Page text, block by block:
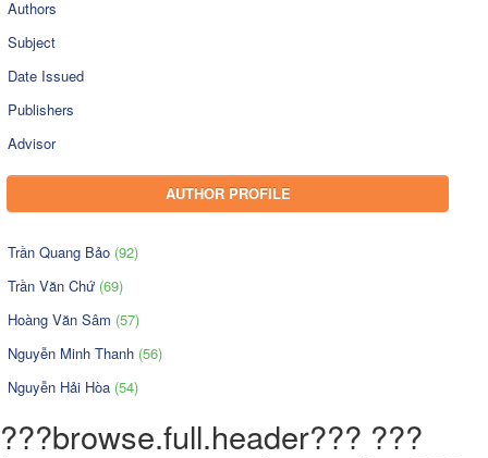
Authors
Subject
Date Issued
Publishers
Advisor
AUTHOR PROFILE
Trần Quang Bảo (92)
Trần Văn Chứ (69)
Hoàng Văn Sâm (57)
Nguyễn Minh Thanh (56)
Nguyễn Hải Hòa (54)
???browse.full.header??? ???